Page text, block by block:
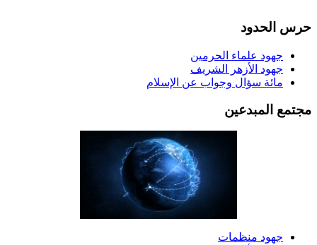
الحدود
جهود علماء الحرمين
جهود الأزهر الشريف
مائة سؤال وجواب عن الإسلام
المبدعين
جهود منظمات